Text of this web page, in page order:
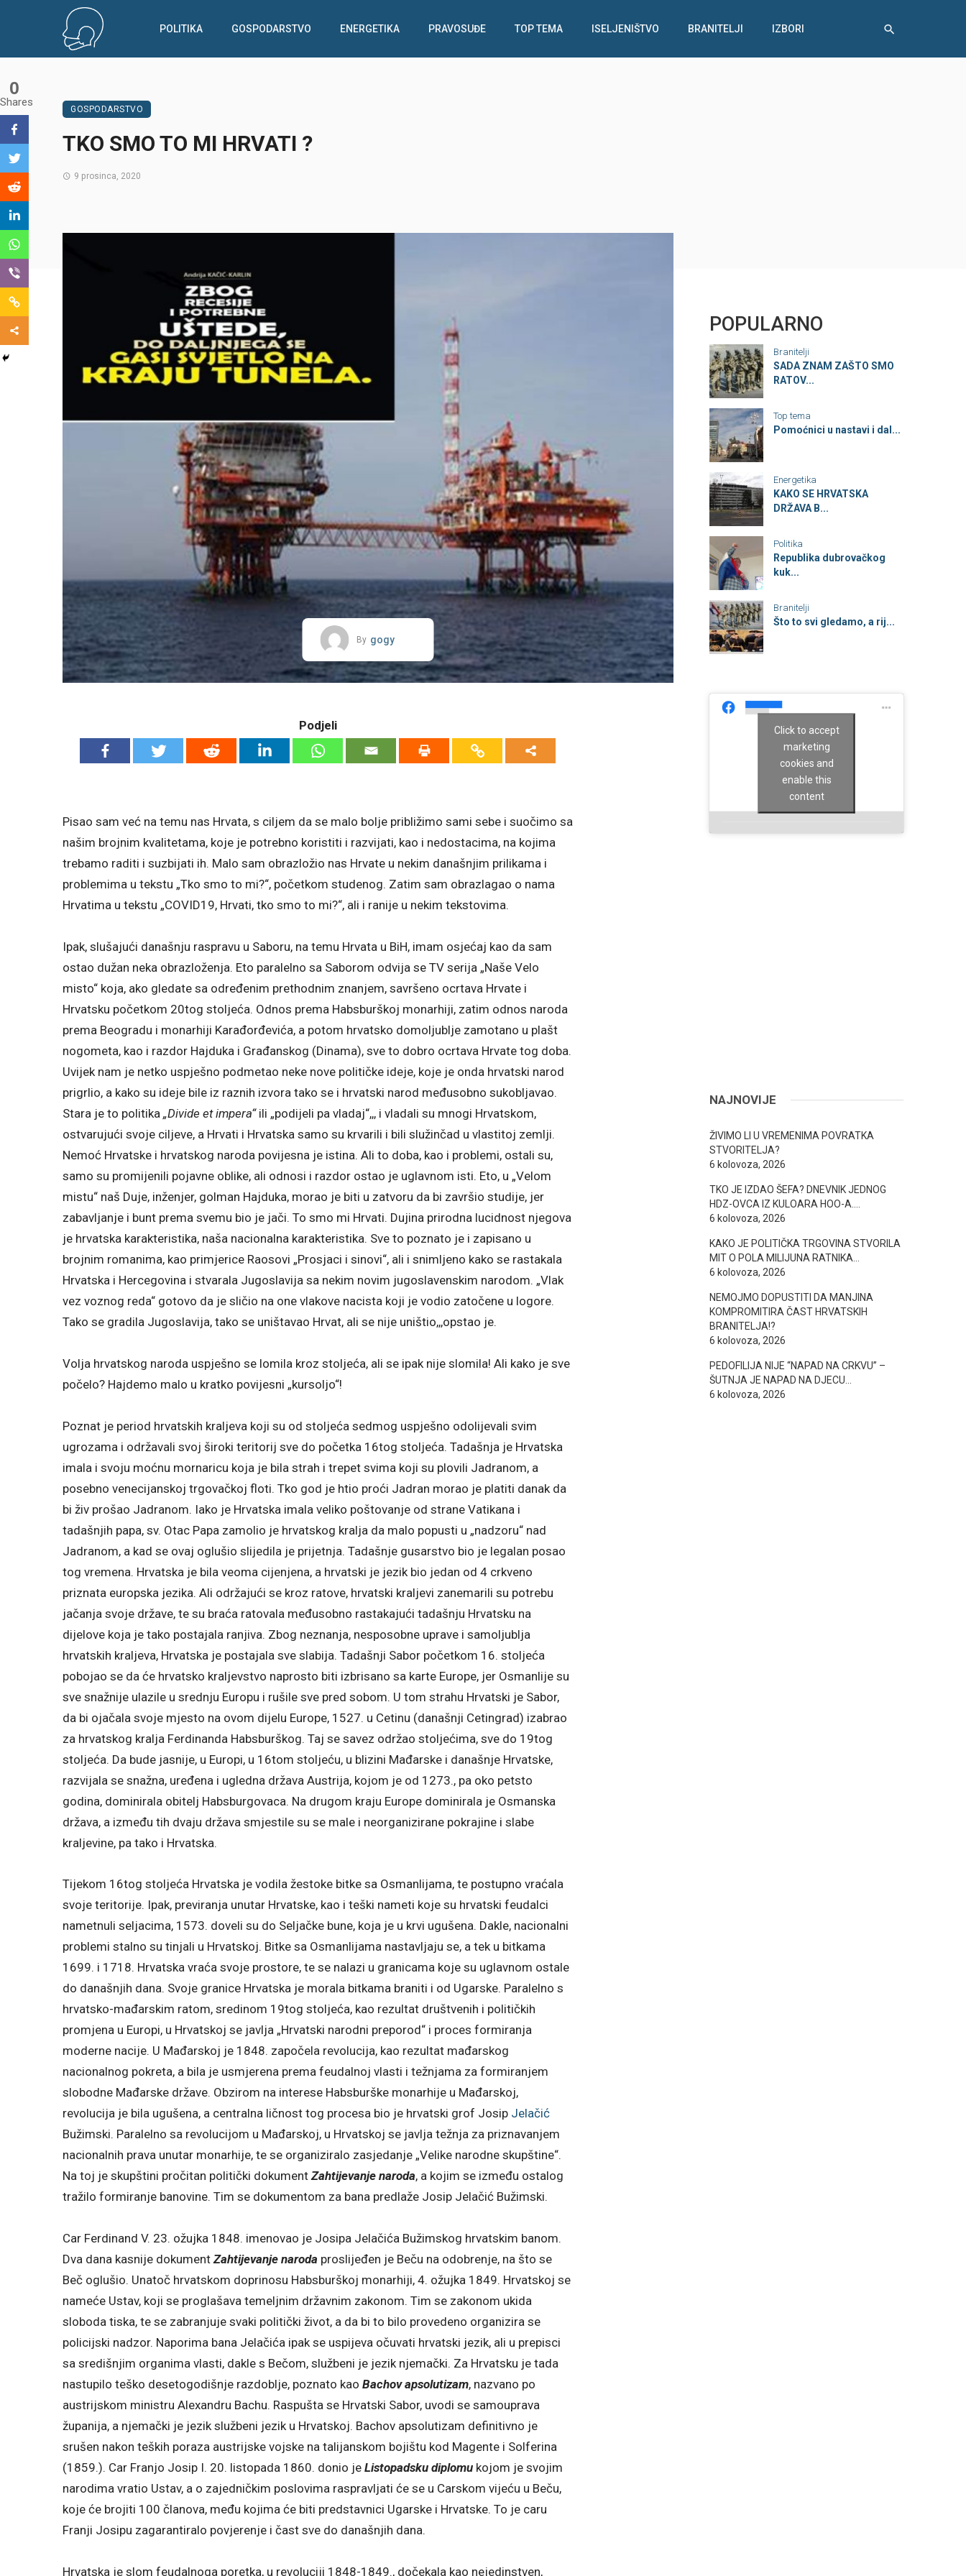
POLITIKA GOSPODARSTVO ENERGETIKA PRAVOSUĐE TOP TEMA ISELJENIŠTVO BRANITELJI IZBORI
GOSPODARSTVO
TKO SMO TO MI HRVATI ?
9 prosinca, 2020
By gogy
Podjeli
Pisao sam već na temu nas Hrvata, s ciljem da se malo bolje približimo sami sebe i suočimo sa
našim brojnim kvalitetama, koje je potrebno koristiti i razvijati, kao i nedostacima, na kojima
trebamo raditi i suzbijati ih. Malo sam obrazložio nas Hrvate u nekim današnjim prilikama i
problemima u tekstu „Tko smo to mi?“, početkom studenog. Zatim sam obrazlagao o nama
Hrvatima u tekstu „COVID19, Hrvati, tko smo to mi?“, ali i ranije u nekim tekstovima.
Ipak, slušajući današnju raspravu u Saboru, na temu Hrvata u BiH, imam osjećaj kao da sam
ostao dužan neka obrazloženja. Eto paralelno sa Saborom odvija se TV serija „Naše Velo
misto“ koja, ako gledate sa određenim prethodnim znanjem, savršeno ocrtava Hrvate i
Hrvatsku početkom 20tog stoljeća. Odnos prema Habsburškoj monarhiji, zatim odnos naroda
prema Beogradu i monarhiji Karađorđevića, a potom hrvatsko domoljublje zamotano u plašt
nogometa, kao i razdor Hajduka i Građanskog (Dinama), sve to dobro ocrtava Hrvate tog doba.
Uvijek nam je netko uspješno podmetao neke nove političke ideje, koje je onda hrvatski narod
prigrlio, a kako su ideje bile iz raznih izvora tako se i hrvatski narod međusobno sukobljavao.
Stara je to politika „Divide et impera“ili „podijeli pa vladaj“,,, i vladali su mnogi Hrvatskom,
ostvarujući svoje ciljeve, a Hrvati i Hrvatska samo su krvarili i bili služinčad u vlastitoj zemlji.
Nemoć Hrvatske i hrvatskog naroda povijesna je istina. Ali to doba, kao i problemi, ostali su,
samo su promijenili pojavne oblike, ali odnosi i razdor ostao je uglavnom isti. Eto, u „Velom
mistu“ naš Duje, inženjer, golman Hajduka, morao je biti u zatvoru da bi završio studije, jer
zabavljanje i bunt prema svemu bio je jači. To smo mi Hrvati. Dujina prirodna lucidnost njegova
je hrvatska karakteristika, naša nacionalna karakteristika. Sve to poznato je i zapisano u
brojnim romanima, kao primjerice Raosovi „Prosjaci i sinovi“, ali i snimljeno kako se rastakala
Hrvatska i Hercegovina i stvarala Jugoslavija sa nekim novim jugoslavenskim narodom. „Vlak
vez voznog reda“ gotovo da je sličio na one vlakove nacista koji je vodio zatočene u logore.
Tako se gradila Jugoslavija, tako se uništavao Hrvat, ali se nije uništio,,,opstao je.
Volja hrvatskog naroda uspješno se lomila kroz stoljeća, ali se ipak nije slomila! Ali kako je sve
počelo? Hajdemo malo u kratko povijesni „kursoljo“!
Poznat je period hrvatskih kraljeva koji su od stoljeća sedmog uspješno odolijevali svim
ugrozama i održavali svoj široki teritorij sve do početka 16tog stoljeća. Tadašnja je Hrvatska
imala i svoju moćnu mornaricu koja je bila strah i trepet svima koji su plovili Jadranom, a
posebno venecijanskoj trgovačkoj floti. Tko god je htio proći Jadran morao je platiti danak da
bi živ prošao Jadranom. Iako je Hrvatska imala veliko poštovanje od strane Vatikana i
tadašnjih papa, sv. Otac Papa zamolio je hrvatskog kralja da malo popusti u „nadzoru“ nad
Jadranom, a kad se ovaj oglušio slijedila je prijetnja. Tadašnje gusarstvo bio je legalan posao
tog vremena. Hrvatska je bila veoma cijenjena, a hrvatski je jezik bio jedan od 4 crkveno
priznata europska jezika. Ali održajući se kroz ratove, hrvatski kraljevi zanemarili su potrebu
jačanja svoje države, te su braća ratovala međusobno rastakajući tadašnju Hrvatsku na
dijelove koja je tako postajala ranjiva. Zbog neznanja, nesposobne uprave i samoljublja
hrvatskih kraljeva, Hrvatska je postajala sve slabija. Tadašnji Sabor početkom 16. stoljeća
pobojao se da će hrvatsko kraljevstvo naprosto biti izbrisano sa karte Europe, jer Osmanlije su
sve snažnije ulazile u srednju Europu i rušile sve pred sobom. U tom strahu Hrvatski je Sabor,
da bi ojačala svoje mjesto na ovom dijelu Europe, 1527. u Cetinu (današnji Cetingrad) izabrao
za hrvatskog kralja Ferdinanda Habsburškog. Taj se savez održao stoljećima, sve do 19tog
stoljeća. Da bude jasnije, u Europi, u 16tom stoljeću, u blizini Mađarske i današnje Hrvatske,
razvijala se snažna, uređena i ugledna država Austrija, kojom je od 1273., pa oko petsto
godina, dominirala obitelj Habsburgovaca. Na drugom kraju Europe dominirala je Osmanska
država, a između tih dvaju država smjestile su se male i neorganizirane pokrajine i slabe
kraljevine, pa tako i Hrvatska.
Tijekom 16tog stoljeća Hrvatska je vodila žestoke bitke sa Osmanlijama, te postupno vraćala
svoje teritorije. Ipak, previranja unutar Hrvatske, kao i teški nameti koje su hrvatski feudalci
nametnuli seljacima, 1573. doveli su do Seljačke bune, koja je u krvi ugušena. Dakle, nacionalni
problemi stalno su tinjali u Hrvatskoj. Bitke sa Osmanlijama nastavljaju se, a tek u bitkama
1699. i 1718. Hrvatska vraća svoje prostore, te se nalazi u granicama koje su uglavnom ostale
do današnjih dana. Svoje granice Hrvatska je morala bitkama braniti i od Ugarske. Paralelno s
hrvatsko-mađarskim ratom, sredinom 19tog stoljeća, kao rezultat društvenih i političkih
promjena u Europi, u Hrvatskoj se javlja „Hrvatski narodni preporod“ i proces formiranja
moderne nacije. U Mađarskoj je 1848. započela revolucija, kao rezultat mađarskog
nacionalnog pokreta, a bila je usmjerena prema feudalnoj vlasti i težnjama za formiranjem
slobodne Mađarske države. Obzirom na interese Habsburške monarhije u Mađarskoj,
revolucija je bila ugušena, a centralna ličnost tog procesa bio je hrvatski grof Josip Jelačić
Bužimski. Paralelno sa revolucijom u Mađarskoj, u Hrvatskoj se javlja težnja za priznavanjem
nacionalnih prava unutar monarhije, te se organiziralo zasjedanje „Velike narodne skupštine“.
Na toj je skupštini pročitan politički dokumentZahtijevanje naroda, a kojim se između ostalog
tražilo formiranje banovine. Tim se dokumentom za bana predlaže Josip Jelačić Bužimski.
Car Ferdinand V. 23. ožujka 1848. imenovao je Josipa Jelačića Bužimskog hrvatskim banom.
Dva dana kasnije dokumentZahtijevanje naroda proslijeđen je Beču na odobrenje, na što se
Beč oglušio. Unatoč hrvatskom doprinosu Habsburškoj monarhiji, 4. ožujka 1849. Hrvatskoj se
nameće Ustav, koji se proglašava temeljnim državnim zakonom. Tim se zakonom ukida
sloboda tiska, te se zabranjuje svaki politički život, a da bi to bilo provedeno organizira se
policijski nadzor. Naporima bana Jelačića ipak se uspijeva očuvati hrvatski jezik, ali u prepisci
sa središnjim organima vlasti, dakle s Bečom, službeni je jezik njemački. Za Hrvatsku je tada
nastupilo teško desetogodišnje razdoblje, poznato kao Bachov apsolutizam, nazvano po
austrijskom ministru Alexandru Bachu. Raspušta se Hrvatski Sabor, uvodi se samouprava
županija, a njemački je jezik službeni jezik u Hrvatskoj. Bachov apsolutizam definitivno je
srušen nakon teških poraza austrijske vojske na talijanskom bojištu kod Magente i Solferina
(1859.). Car Franjo Josip I. 20. listopada 1860. donio je Listopadsku diplomu kojom je svojim
narodima vratio Ustav, a o zajedničkim poslovima raspravljati će se u Carskom vijeću u Beču,
koje će brojiti 100 članova, među kojima će biti predstavnici Ugarske i Hrvatske. To je caru
Franji Josipu zagarantiralo povjerenje i čast sve do današnjih dana.
Hrvatska je slom feudalnoga poretka, u revoluciji 1848-1849., dočekala kao nejedinstven,
0
Shares
POPULARNO
Branitelji
SADA ZNAM ZAŠTO SMO
RATOV...
Top tema
Pomoćnici u nastavi i dal...
Energetika
KAKO SE HRVATSKA
DRŽAVA B...
Politika
Republika dubrovačkog
kuk...
Branitelji
Što to svi gledamo, a rij...
Click to accept
marketing
cookies and
enable this
content
NAJNOVIJE
ŽIVIMO LI U VREMENIMA POVRATKA
STVORITELJA?
6 kolovoza, 2026
TKO JE IZDAO ŠEFA? DNEVNIK JEDNOG
HDZ-OVCA IZ KULOARA HOO-A….
6 kolovoza, 2026
KAKO JE POLITIČKA TRGOVINA STVORILA
MIT O POLA MILIJUNA RATNIKA…
6 kolovoza, 2026
NEMOJMO DOPUSTITI DA MANJINA
KOMPROMITIRA ČAST HRVATSKIH
BRANITELJA!?
6 kolovoza, 2026
PEDOFILIJA NIJE “NAPAD NA CRKVU” –
ŠUTNJA JE NAPAD NA DJECU…
6 kolovoza, 2026